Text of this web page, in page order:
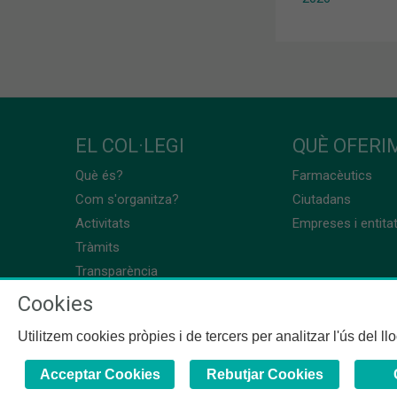
EL COL·LEGI
Què és?
Com s'organitza?
Activitats
Tràmits
Transparència
QUÈ
Farmacèutics
Ciutadans
Empreses i
Cookies
Utilitzem cookies pròpies i de tercers per analitzar l'ús del
Acceptar Cookies Rebutjar Cookies